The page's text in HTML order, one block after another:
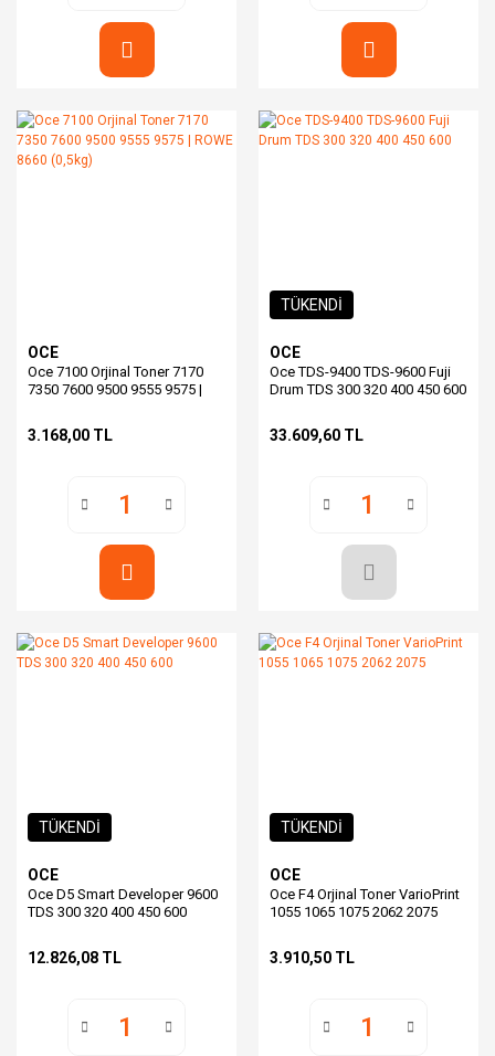
OCE
Oce 7100 Orjinal Toner 7170
7350 7600 9500 9555 9575 |
3.168,00 TL
TÜKENDİ
OCE
Oce TDS-9400 TDS-9600 Fuji
Drum TDS 300 320 400 450 600
33.609,60 TL
TÜKENDİ
OCE
Oce D5 Smart Developer 9600
TDS 300 320 400 450 600
12.826,08 TL
TÜKENDİ
OCE
Oce F4 Orjinal Toner VarioPrint
1055 1065 1075 2062 2075
3.910,50 TL